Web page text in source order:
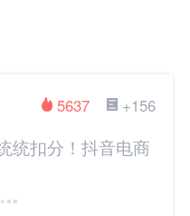
+156
5637
统扣分！抖音电商